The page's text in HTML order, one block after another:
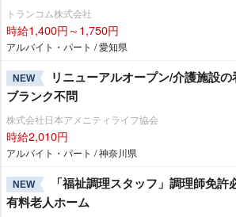
トランコム株式会社
時給1,400円～1,750円
アルバイト・パート / 愛知県
NEW
リニューアルオープン/介護施設
ブランク不問
株式会社日本アメニティライフ協会
時給2,010円
アルバイト・パート / 神奈川県
NEW
「福祉調理スタッフ」調理師免
有料老人ホーム